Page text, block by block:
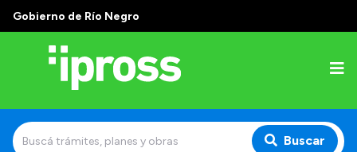
Gobierno de Río Negro
Buscar